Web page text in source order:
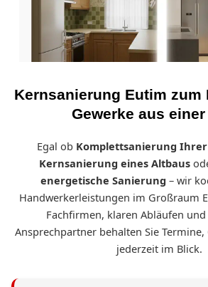
Kernsanierung Eutim zum
Gewerke aus einer
Egal ob Komplettsanierung
Kernsanierung eines Altbaus
energetische Sanierung – wir
Handwerkerleistungen im Großraum
Fachfirmen, klaren Abläufen
Ansprechpartner behalten Sie
jederzeit im Blick.